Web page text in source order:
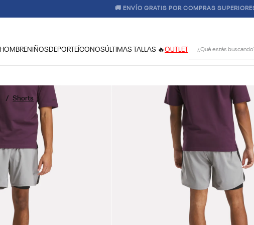
DEBIDO A LAS CONDICIONES CLIMÁTICAS, LOS TIEMPOS DE
HOMBRENIÑOSDEPORTE ÍCONOSÚLTIMAS TALLAS 🔥OUTLET
Shorts
reebok classic mujer
club c
reebok hombre
polerón
chaqueta
classic
nano 4